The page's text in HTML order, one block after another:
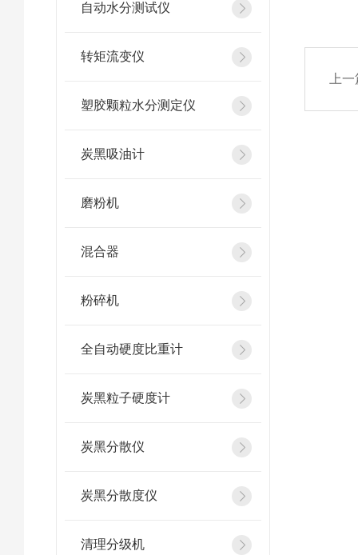
自动水分测试仪
转矩流变仪
塑胶颗粒水分测定仪
炭黑吸油计
磨粉机
混合器
粉碎机
全自动硬度比重计
炭黑粒子硬度计
炭黑分散仪
炭黑分散度仪
清理分级机
上